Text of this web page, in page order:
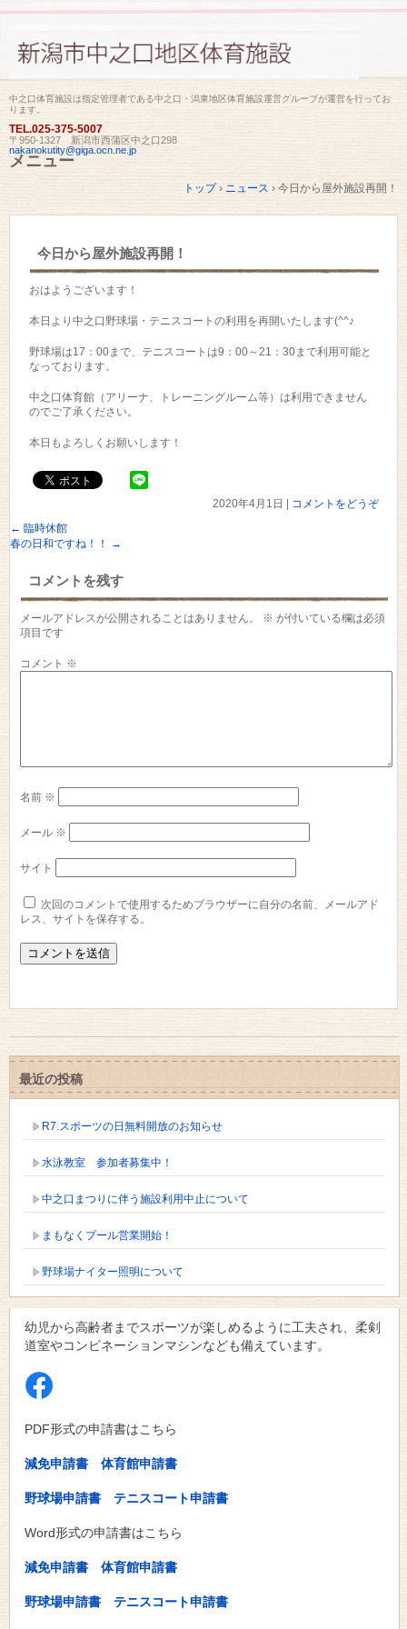
中之口体育施設は指定管理者である中之口・潟東地区体育施設運営グループが運営を行ってお
ります。
TEL.025-375-5007
〒950-1327 新潟市西蒲区中之口298
nakanokutity@giga.ocn.ne.jp
メニュー
トップ › ニュース › 今日から屋外施設再開！
今日から屋外施設再開！
おはようございます！
本日より中之口野球場・テニスコートの利用を再開いたします(^^♪
野球場は17：00まで、テニスコートは9：00～21：30まで利用可能と
なっております。
中之口体育館（アリーナ、トレーニングルーム等）は利用できません
のでご了承ください。
本日もよろしくお願いします！
2020年4月1日
コメントをどうぞ
← 臨時休館
春の日和ですね！！
→
コメントを残す
メールアドレスが公開されることはありません。 ※ が付いている欄は必須
項目です
コメント ※
名前 ※
メール ※
サイト
次回のコメントで使用するためブラウザーに自分の名前、メールアド
レス、サイトを保存する。
最近の投稿
R7.スポーツの日無料開放のお知らせ
水泳教室 参加者募集中！
中之口まつりに伴う施設利用中止について
まもなくプール営業開始！
野球場ナイター照明について
幼児から高齢者までスポーツが楽しめるように工夫され、柔剣
道室やコンビネーションマシンなども備えています。
PDF形式の申請書はこちら
減免申請書 体育館申請書
野球場申請書 テニスコート申請書
Word形式の申請書はこちら
減免申請書 体育館申請書
野球場申請書 テニスコート申請書